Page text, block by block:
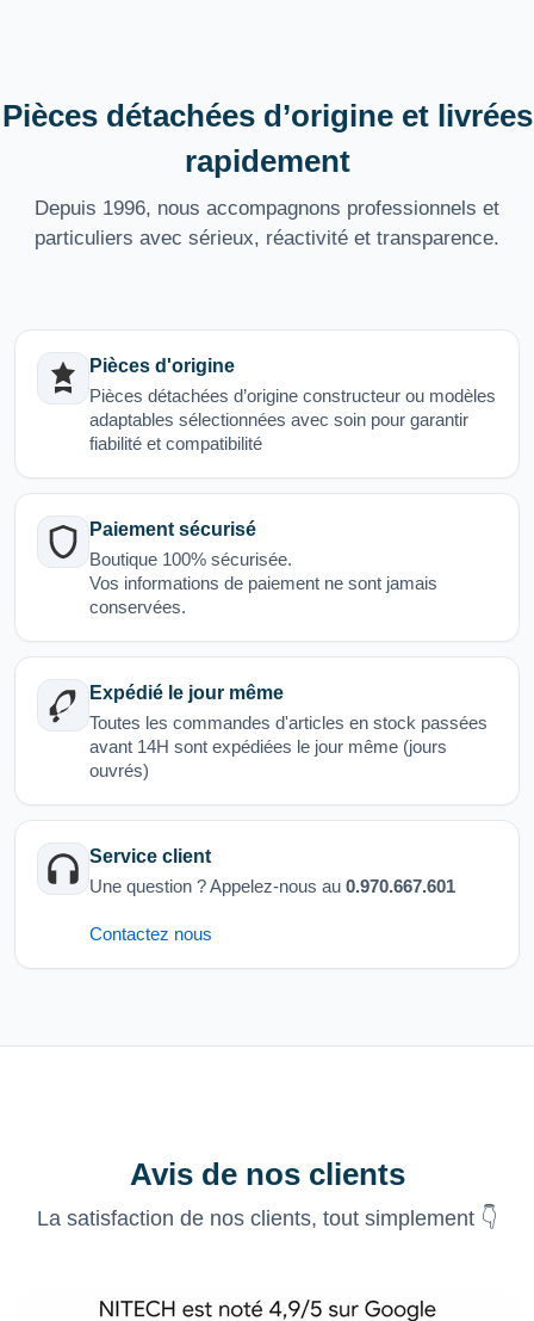
Pièces détachées d’origine et livrées
rapidement
Depuis 1996, nous accompagnons professionnels et
particuliers avec sérieux, réactivité et transparence.
Pièces d'origine
Pièces détachées d’origine constructeur ou modèles
adaptables sélectionnées avec soin pour garantir
fiabilité et compatibilité
Paiement sécurisé
Boutique 100% sécurisée.
Vos informations de paiement ne sont jamais
conservées.
Expédié le jour même
Toutes les commandes d'articles en stock passées
avant 14H sont expédiées le jour même (jours
ouvrés)
Service client
Une question ? Appelez-nous au 0.970.667.601
Contactez nous
Avis de nos clients
La satisfaction de nos clients, tout simplement 👇